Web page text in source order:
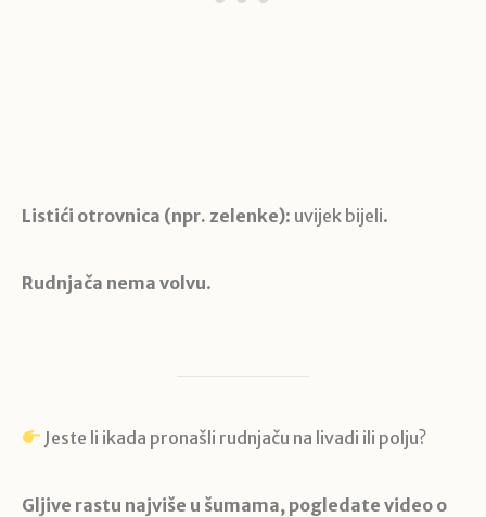
Listići otrovnica (npr. zelenke): uvijek bijeli.
Rudnjača nema volvu.
Jeste li ikada pronašli rudnjaču na livadi ili polju?
Gljive rastu najviše u šumama, pogledate video o